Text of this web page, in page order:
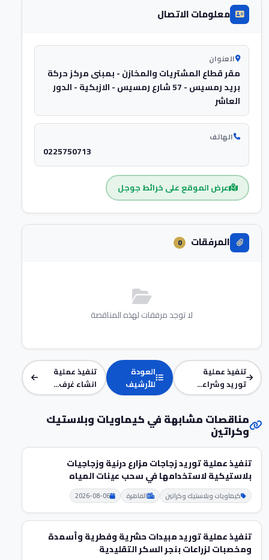
معلومات الاتصال
العنوان
مقر قطاع المشتريات والمخازن - بمبنى مركز حركة
بريد رمسيس - 57 شارع رمسيس - الازبكية - الدور
العاشر
الهاتف
0225750713
عرض الموقع على خرائط جوجل
المرفقات 0
لا توجد مرفقات لهذه المناقصة
تنفيذ عملية
توريد وشراء...
العودة
للأرشيف
تنفيذ عملية
انشاء غرف...
مناقصات مشابهة في كيماويات وبلاستيك
وكراتين
تنفيذ عملية توريد زجاجات مزارع درنية وزجاجيات
بلاستيكية لاستخدامها في سحب عينات المياه
كيماويات وبلاستيك وكراتين القاهرة 2026-08-06
تنفيذ عملية توريد مبيدات حشرية وفطرية وأسمدة
ومخصبات لزراعات بنجر السكر التقليدية